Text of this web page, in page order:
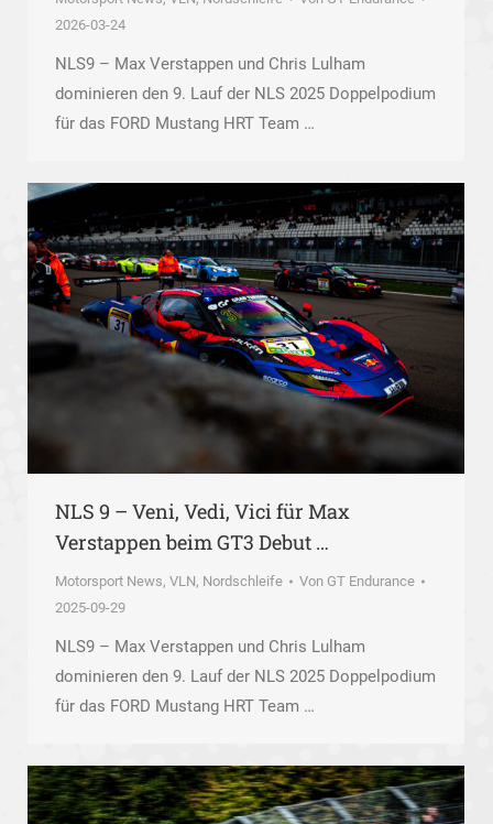
2026-03-24
NLS9 – Max Verstappen und Chris Lulham
dominieren den 9. Lauf der NLS 2025 Doppelpodium
für das FORD Mustang HRT Team …
NLS 9 – Veni, Vedi, Vici für Max
Verstappen beim GT3 Debut …
Motorsport News, VLN, Nordschleife Von GT Endurance
2025-09-29
NLS9 – Max Verstappen und Chris Lulham
dominieren den 9. Lauf der NLS 2025 Doppelpodium
für das FORD Mustang HRT Team …